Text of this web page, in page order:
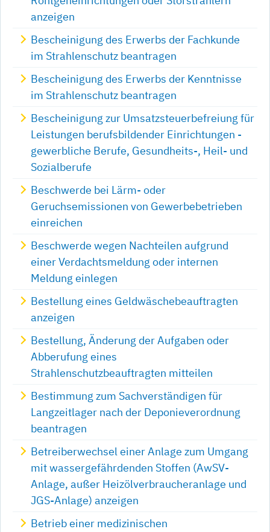
anzeigen
Bescheinigung des Erwerbs der Fachkunde
im Strahlenschutz beantragen
Bescheinigung des Erwerbs der Kenntnisse
im Strahlenschutz beantragen
Bescheinigung zur Umsatzsteuerbefreiung für
Leistungen berufsbildender Einrichtungen -
gewerbliche Berufe, Gesundheits-, Heil- und
Sozialberufe
Beschwerde bei Lärm- oder
Geruchsemissionen von Gewerbebetrieben
einreichen
Beschwerde wegen Nachteilen aufgrund
einer Verdachtsmeldung oder internen
Meldung einlegen
Bestellung eines Geldwäschebeauftragten
anzeigen
Bestellung, Änderung der Aufgaben oder
Abberufung eines
Strahlenschutzbeauftragten mitteilen
Bestimmung zum Sachverständigen für
Langzeitlager nach der Deponieverordnung
beantragen
Betreiberwechsel einer Anlage zum Umgang
mit wassergefährdenden Stoffen (AwSV-
Anlage, außer Heizölverbraucheranlage und
JGS-Anlage) anzeigen
Betrieb einer medizinischen